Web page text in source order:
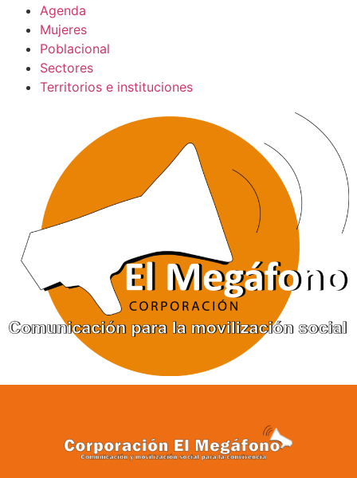
Agenda
Mujeres
Poblacional
Sectores
Territorios e instituciones